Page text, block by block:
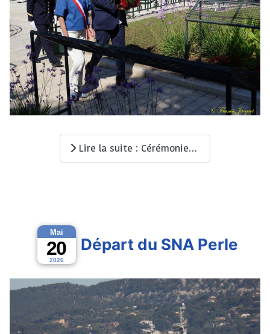
Lire la suite : Cérémonie abolition de l'esclavage
Départ du SNA Perle
20
Mai
2026